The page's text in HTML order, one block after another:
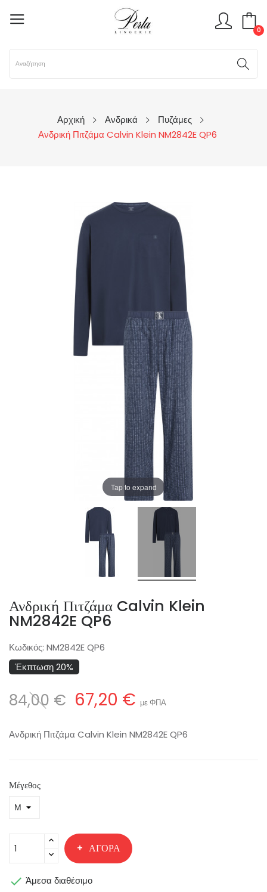
0
Αρχική Ανδρικά
Πυζάμες
Ανδρική Πιτζάμα Calvin Klein NM2842E QP6
Tap to expand
Ανδρική Πιτζάμα Calvin Klein
NM2842E QP6
Κωδικός: NM2842E QP6
Έκπτωση 20%
84,00 € 67,20 € με ΦΠΑ
Ανδρική Πιτζάμα Calvin Klein NM2842E QP6
Μέγεθος
ΑΓΟΡΆ
 Άμεσα διαθέσιμο